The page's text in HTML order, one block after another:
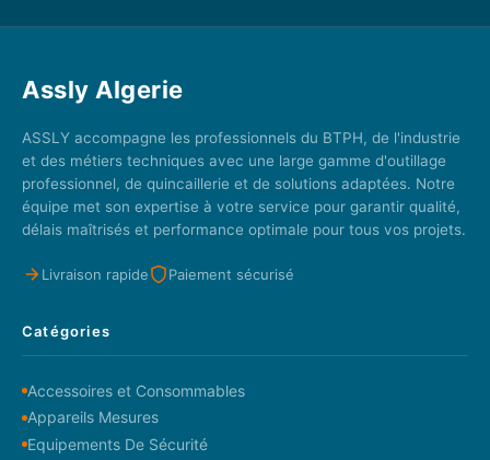
Assly Algerie
ASSLY accompagne les professionnels du BTPH, de l'industrie
et des métiers techniques avec une large gamme d'outillage
professionnel, de quincaillerie et de solutions adaptées. Notre
équipe met son expertise à votre service pour garantir qualité,
délais maîtrisés et performance optimale pour tous vos projets.
Livraison rapide Paiement sécurisé
Catégories
Accessoires et Consommables
Appareils Mesures
Equipements De Sécurité